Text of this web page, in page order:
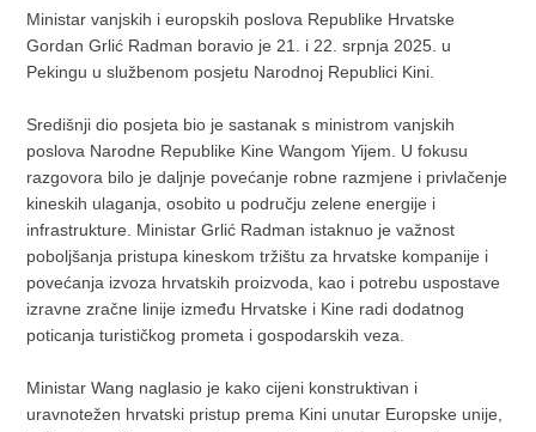
Ministar vanjskih i europskih poslova Republike Hrvatske
Gordan Grlić Radman boravio je 21. i 22. srpnja 2025. u
Pekingu u službenom posjetu Narodnoj Republici Kini.
Središnji dio posjeta bio je sastanak s ministrom vanjskih
poslova Narodne Republike Kine Wangom Yijem. U fokusu
razgovora bilo je daljnje povećanje robne razmjene i privlačenje
kineskih ulaganja, osobito u području zelene energije i
infrastrukture. Ministar Grlić Radman istaknuo je važnost
poboljšanja pristupa kineskom tržištu za hrvatske kompanije i
povećanja izvoza hrvatskih proizvoda, kao i potrebu uspostave
izravne zračne linije između Hrvatske i Kine radi dodatnog
poticanja turističkog prometa i gospodarskih veza.
Ministar Wang naglasio je kako cijeni konstruktivan i
uravnotežen hrvatski pristup prema Kini unutar Europske unije,